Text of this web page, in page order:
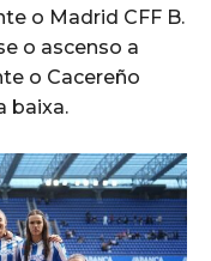
o Madrid CFF B.
o ascenso a
o Cacereño
baixa.